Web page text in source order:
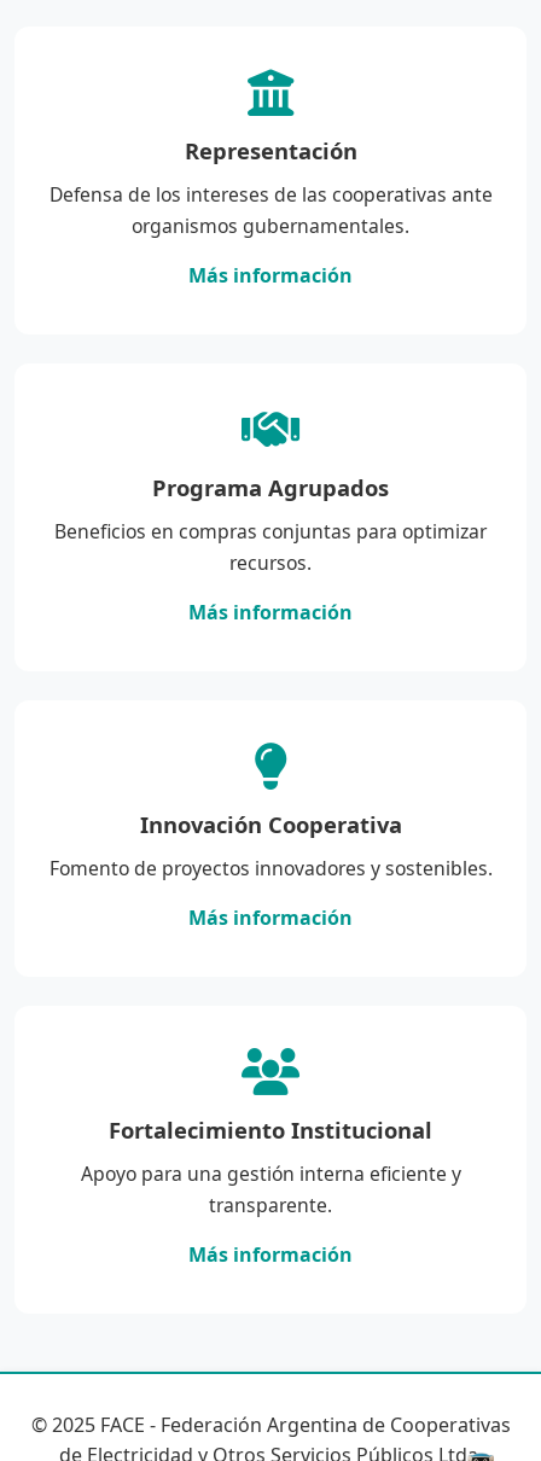
Representación
Defensa de los intereses de las cooperativas ante
organismos gubernamentales.
Más información
Programa Agrupados
Beneficios en compras conjuntas para optimizar
recursos.
Más información
Innovación Cooperativa
Fomento de proyectos innovadores y sostenibles.
Más información
Fortalecimiento Institucional
Apoyo para una gestión interna eficiente y
transparente.
Más información
© 2025 FACE - Federación Argentina de Cooperativas
de Electricidad y Otros Servicios Públicos Ltda.